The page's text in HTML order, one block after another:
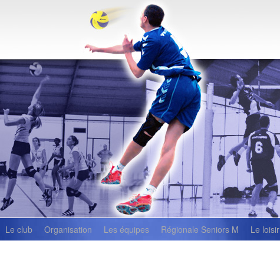
Le club Organisation Les équipes Régionale Seniors M Le loisir